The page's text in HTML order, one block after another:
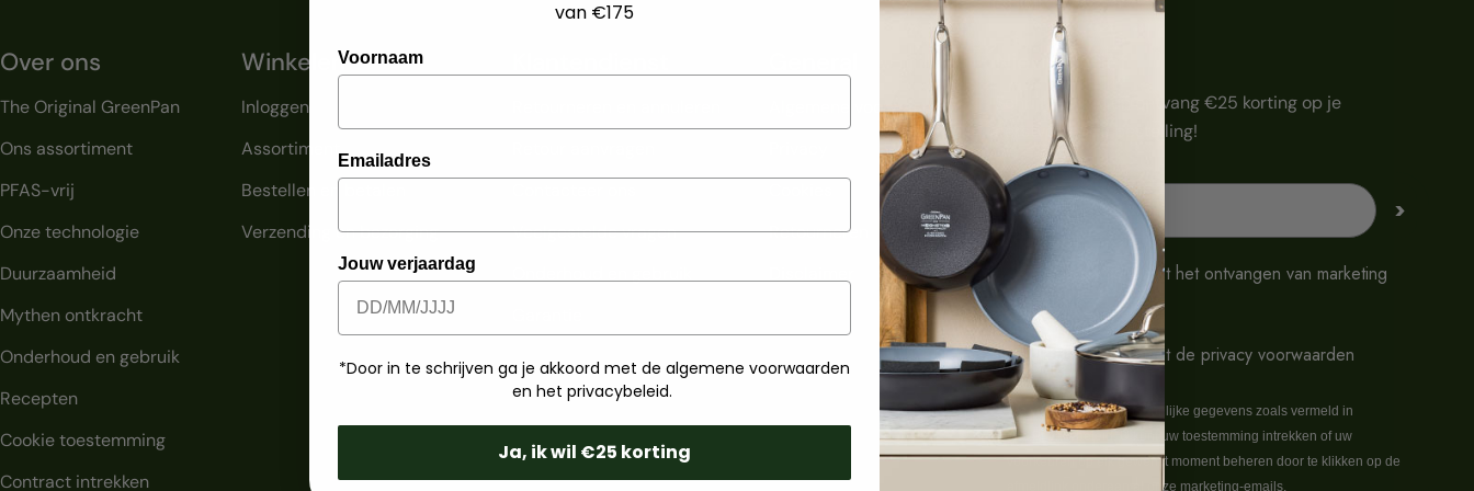
Over ons
The Original GreenPan
Ons assortiment
PFAS-vrij
Onze technologie
Duurzaamheid
Mythen ontkracht
Onderhoud en gebruik
Recepten
Cookie toestemming
Contract intrekken
Winkelen
Inloggen
Assortiment
Bestellen en betalen
Verzending en bezorging
Veelgestelde vragen
Algemene voorwaarden
Retourneren
Nieuwsbrief
Schrijf je nu in en ontvang €25 korting op je
eerstvolgende bestelling!
Emailadres
>
Ik ga akkoord met het ontvangen van marketing
Ik ga akkoord met de privacy voorwaarden
We verwerken uw persoonlijke gegevens zoals vermeld in
ons
Privacybeleid
. U kunt uw toestemming intrekken of uw
voorkeuren op elk gewenst moment beheren door te klikken op de
afmeldlink onderaan al onze marketing-emails.
van €175
Voornaam
Emailadres
Jouw verjaardag
*Door in te schrijven ga je akkoord met de algemene voorwaarden
en het privacybeleid.
Ja, ik wil €25 korting